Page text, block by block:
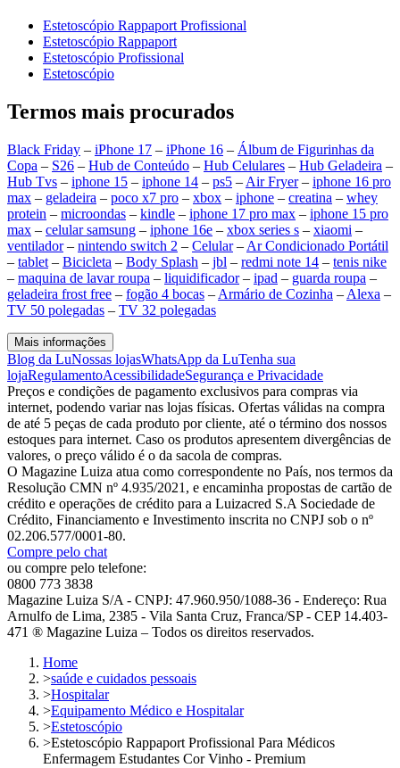
Estetoscópio Rappaport Profissional
Estetoscópio Rappaport
Estetoscópio Profissional
Estetoscópio
Termos mais procurados
Black Friday – iPhone 17 – iPhone 16 – Álbum de Figurinhas da
Copa – S26 – Hub de Conteúdo – Hub Celulares – Hub Geladeira –
Hub Tvs – iphone 15 – iphone 14 – ps5 – Air Fryer– iphone 16 pro
max – geladeira – poco x7 pro – xbox – iphone – creatina – whey
protein – microondas – kindle – iphone 17 pro max – iphone 15 pro
max – celular samsung – iphone 16e – xbox series s – xiaomi –
ventilador– nintendo switch 2 – Celular– Ar Condicionado Portátil
– tablet – Bicicleta – Body Splash – jbl – redmi note 14 – tenis nike
– maquina de lavar roupa – liquidificador– ipad – guarda roupa –
geladeira frost free – fogão 4 bocas – Armário de Cozinha – Alexa –
TV 50 polegadas – TV 32 polegadas
Mais informações
Blog da LuNossas lojasWhatsApp da LuTenha sua
lojaRegulamentoAcessibilidadeSegurança e Privacidade
Preços e condições de pagamento exclusivos para compras via
internet, podendo variar nas lojas físicas. Ofertas válidas na compra
de até 5 peças de cada produto por cliente, até o término dos nossos
estoques para internet. Caso os produtos apresentem divergências de
valores, o preço válido é o da sacola de compras.
O Magazine Luiza atua como correspondente no País, nos termos da
Resolução CMN nº 4.935/2021, e encaminha propostas de cartão de
crédito e operações de crédito para a Luizacred S.A Sociedade de
Crédito, Financiamento e Investimento inscrita no CNPJ sob o nº
02.206.577/0001-80.
Compre pelo chat
ou compre pelo telefone:
0800 773 3838
Magazine Luiza S/A - CNPJ: 47.960.950/1088-36 - Endereço: Rua
Arnulfo de Lima, 2385 - Vila Santa Cruz, Franca/SP - CEP 14.403-
471 ® Magazine Luiza – Todos os direitos reservados.
Home
>saúde e cuidados pessoais
>Hospitalar
>Equipamento Médico e Hospitalar
>Estetoscópio
>Estetoscópio Rappaport Profissional Para Médicos
Enfermagem Estudantes Cor Vinho - Premium